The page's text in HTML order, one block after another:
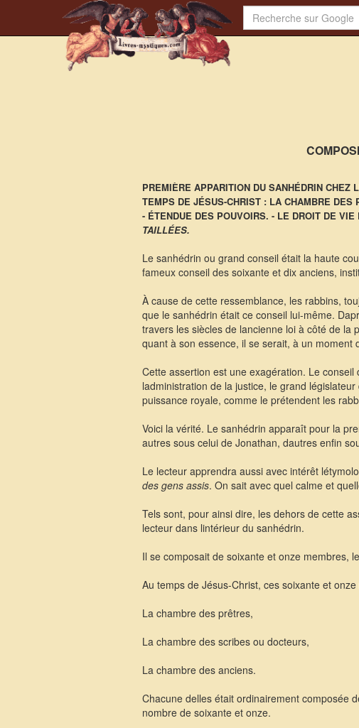
PREMIÈRE APPARITION DU SANHÉDRIN
TEMPS DE JÉSUS-CHRIST : LA CHAMBRE
- ÉTENDUE DES POUVOIRS. - LE DROIT DE
TAILLÉES.
Le sanhédrin ou grand conseil était la haute
fameux conseil des soixante et dix anciens,
À cause de cette ressemblance, les rabbins,
que le sanhédrin était ce conseil lui-même.
travers les siècles de lancienne loi à côté de
quant à son essence, il se serait, à un moment
Cette assertion est une exagération. Le
ladministration de la justice, le grand
puissance royale, comme le prétendent les
Voici la vérité. Le sanhédrin apparaît pour la
autres sous celui de Jonathan, dautres enfin
Le lecteur apprendra aussi avec intérêt
des gens assis. On sait avec quel calme et
Tels sont, pour ainsi dire, les dehors de cette
lecteur dans lintérieur du sanhédrin.
Il se composait de soixante et onze membres,
Au temps de Jésus-Christ, ces soixante et
La chambre des prêtres,
La chambre des scribes ou docteurs,
La chambre des anciens.
Chacune delles était ordinairement composée
nombre de soixante et onze.